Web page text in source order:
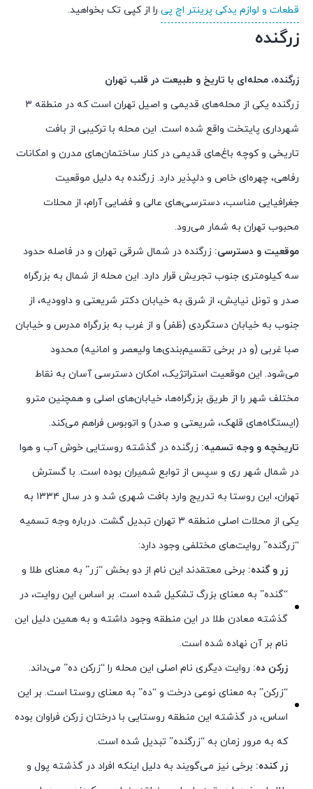
قطعات و لوازم یدکی پرینتر اچ پی را از کپی تک بخواهید.
زرگنده
زرگنده، محله‌ای با تاریخ و طبیعت در قلب تهران
زرگنده یکی از محله‌های قدیمی و اصیل تهران است که در منطقه ۳
شهرداری پایتخت واقع شده است. این محله با ترکیبی از بافت
تاریخی و کوچه باغ‌های قدیمی در کنار ساختمان‌های مدرن و امکانات
رفاهی، چهره‌ای خاص و دلپذیر دارد. زرگنده به دلیل موقعیت
جغرافیایی مناسب، دسترسی‌های عالی و فضایی آرام، از محلات
محبوب تهران به شمار می‌رود.
موقعیت و دسترسی: زرگنده در شمال شرقی تهران و در فاصله حدود
سه کیلومتری جنوب تجریش قرار دارد. این محله از شمال به بزرگراه
صدر و تونل نیایش، از شرق به خیابان دکتر شریعتی و داوودیه، از
جنوب به خیابان دستگردی (ظفر) و از غرب به بزرگراه مدرس و خیابان
صبا غربی (و در برخی تقسیم‌بندی‌ها ولیعصر و امانیه) محدود
می‌شود. این موقعیت استراتژیک، امکان دسترسی آسان به نقاط
مختلف شهر را از طریق بزرگراه‌ها، خیابان‌های اصلی و همچنین مترو
(ایستگاه‌های قلهک، شریعتی و صدر) و اتوبوس فراهم می‌کند.
تاریخچه و وجه تسمیه: زرگنده در گذشته روستایی خوش آب و هوا
در شمال شهر ری و سپس از توابع شمیران بوده است. با گسترش
تهران، این روستا به تدریج وارد بافت شهری شد و در سال ۱۳۳۴ به
یکی از محلات اصلی منطقه ۳ تهران تبدیل گشت. درباره وجه تسمیه
“زرگنده” روایت‌های مختلفی وجود دارد:
زر و گنده: برخی معتقدند این نام از دو بخش “زر” به معنای طلا و
“گنده” به معنای بزرگ تشکیل شده است. بر اساس این روایت، در
گذشته معادن طلا در این منطقه وجود داشته و به همین دلیل این
نام بر آن نهاده شده است.
زرکن ده: روایت دیگری نام اصلی این محله را “زرکن ده” می‌داند.
“زرکن” به معنای نوعی درخت و “ده” به معنای روستا است. بر این
اساس، در گذشته این منطقه روستایی با درختان زرکن فراوان بوده
که به مرور زمان به “زرگنده” تبدیل شده است.
زر کنده: برخی نیز می‌گویند به دلیل اینکه افراد در گذشته پول و